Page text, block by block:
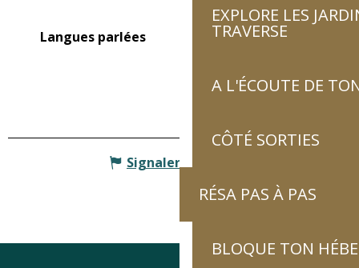
EXPLORE LES
TRAVERSE
A L'ÉCOUTE DE
CÔTÉ SORTIES
RÉSA PAS À PAS
BLOQUE TON
Langues parlées
Langues parlées
Signaler une erreur